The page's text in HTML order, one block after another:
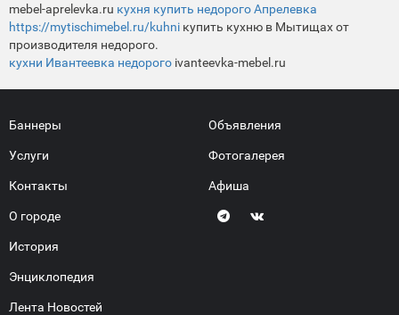
mebel-aprelevka.ru кухня купить недорого Апрелевка
https://mytischimebel.ru/kuhni купить кухню в Мытищах от
производителя недорого.
кухни Ивантеевка недорого ivanteevka-mebel.ru
Баннеры
Услуги
Контакты
О городе
История
Энциклопедия
Лента Новостей
Объявления
Фотогалерея
Афиша